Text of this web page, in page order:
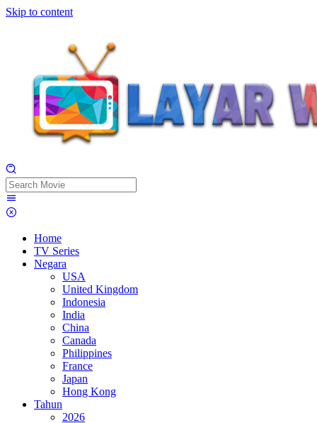
Skip to content
Home
TV Series
Negara
USA
United Kingdom
Indonesia
India
China
Canada
Philippines
France
Japan
Hong Kong
Tahun
2026